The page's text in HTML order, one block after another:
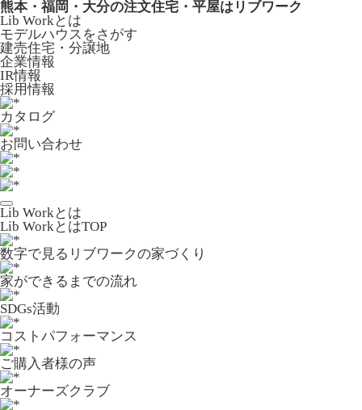
熊本・福岡・大分の注文住宅・平屋はリブワーク
Lib Workとは
モデルハウスをさがす
建売住宅・分譲地
企業情報
IR情報
採用情報
カタログ
お問い合わせ
Lib Workとは
Lib WorkとはTOP
数字で⾒るリブワークの家づくり
家ができるまでの流れ
SDGs活動
コストパフォーマンス
ご購入者様の声
オーナーズクラブ